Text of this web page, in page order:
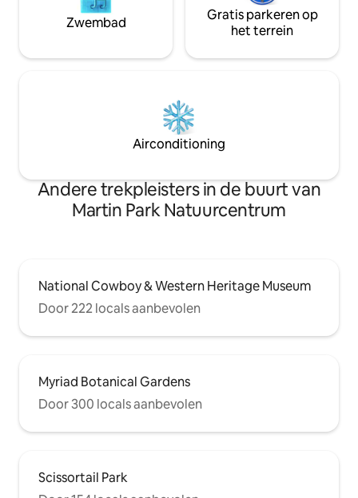
Zwembad
Gratis parkeren op
het terrein
Airconditioning
Andere trekpleisters in de buurt van
Martin Park Natuurcentrum
National Cowboy & Western Heritage Museum
Door 222 locals aanbevolen
Myriad Botanical Gardens
Door 300 locals aanbevolen
Scissortail Park